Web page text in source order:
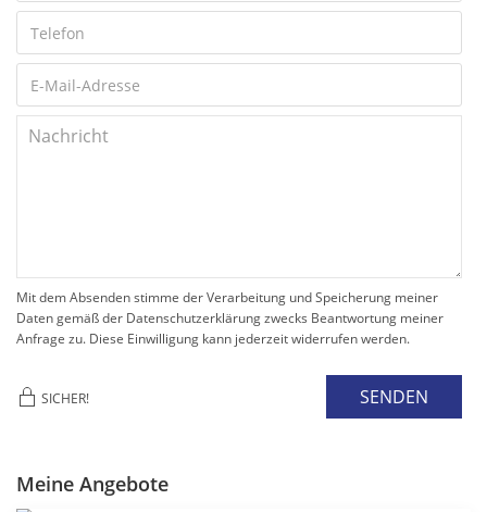
Mit dem Absenden stimme der Verarbeitung und Speicherung meiner
Daten gemäß der Datenschutzerklärung zwecks Beantwortung meiner
Anfrage zu. Diese Einwilligung kann jederzeit widerrufen werden.
SICHER! SENDEN
Meine Angebote